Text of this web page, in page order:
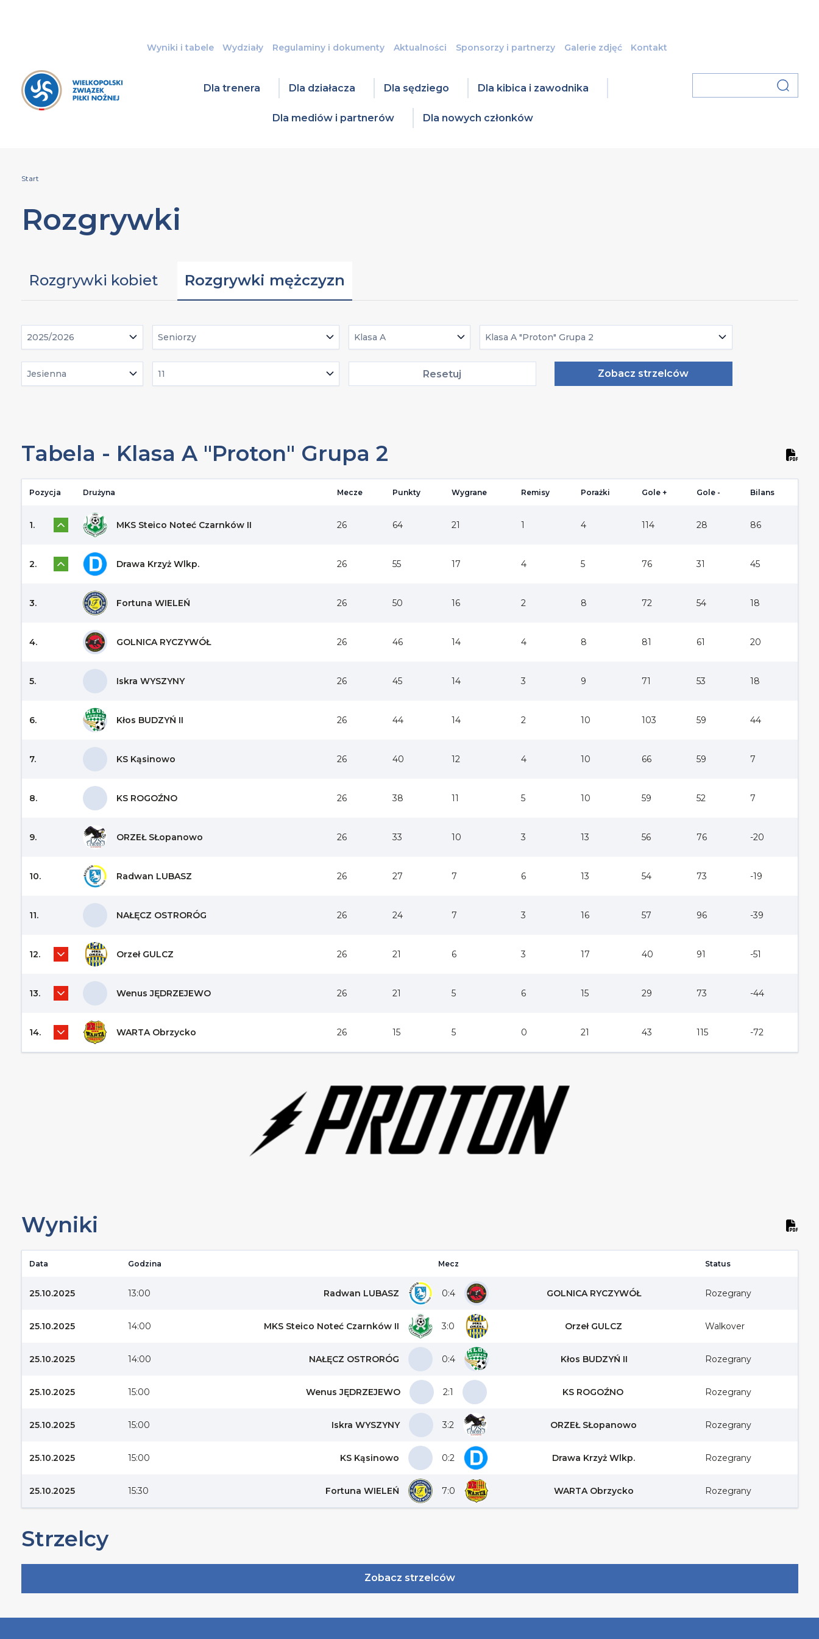
Wyniki i tabele Wydziały Regulaminy i dokumenty Aktualności Sponsorzy i partnerzy Galerie zdjęć Kontakt
Dla trenera Dla działacza Dla sędziego Dla kibica i zawodnika
Dla mediów i partnerów Dla nowych członków
Start
Rozgrywki
Rozgrywki kobiet Rozgrywki mężczyzn
2025/2026 Seniorzy Klasa A Klasa A "Proton" Grupa 2
Jesienna 11 Resetuj Zobacz strzelców
Tabela - Klasa A "Proton" Grupa 2
Pozycja Drużyna Mecze Punkty Wygrane Remisy Porażki Gole + Gole - Bilans
1. MKS Steico Noteć Czarnków II 26 64 21 1 4 114 28 86
2. Drawa Krzyż Wlkp. 26 55 17 4 5 76 31 45
3. Fortuna WIELEŃ 26 50 16 2 8 72 54 18
4. GOLNICA RYCZYWÓŁ 26 46 14 4 8 81 61 20
5. Iskra WYSZYNY 26 45 14 3 9 71 53 18
6. Kłos BUDZYŃ II 26 44 14 2 10 103 59 44
7. KS Kąsinowo 26 40 12 4 10 66 59 7
8. KS ROGOŹNO 26 38 11 5 10 59 52 7
9. ORZEŁ SŁopanowo 26 33 10 3 13 56 76 -20
10. Radwan LUBASZ 26 27 7 6 13 54 73 -19
11. NAŁĘCZ OSTRORÓG 26 24 7 3 16 57 96 -39
12. Orzeł GULCZ 26 21 6 3 17 40 91 -51
13. Wenus JĘDRZEJEWO 26 21 5 6 15 29 73 -44
14. WARTA Obrzycko 26 15 5 0 21 43 115 -72
Wyniki
Data Godzina Mecz Status
25.10.2025 13:00 Radwan LUBASZ 0:4 GOLNICA RYCZYWÓŁ Rozegrany
25.10.2025 14:00 MKS Steico Noteć Czarnków II 3:0 Orzeł GULCZ Walkover
25.10.2025 14:00 NAŁĘCZ OSTRORÓG 0:4 Kłos BUDZYŃ II Rozegrany
25.10.2025 15:00 Wenus JĘDRZEJEWO 2:1 KS ROGOŹNO Rozegrany
25.10.2025 15:00 Iskra WYSZYNY 3:2 ORZEŁ SŁopanowo Rozegrany
25.10.2025 15:00 KS Kąsinowo 0:2 Drawa Krzyż Wlkp. Rozegrany
25.10.2025 15:30 Fortuna WIELEŃ 7:0 WARTA Obrzycko Rozegrany
Strzelcy
Zobacz strzelców